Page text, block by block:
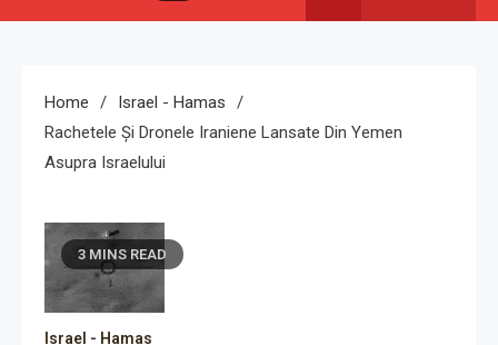
Home
Israel - Hamas
Rachetele Și Dronele Iraniene Lansate Din Yemen
Asupra Israelului
3 MINS READ
Israel - Hamas